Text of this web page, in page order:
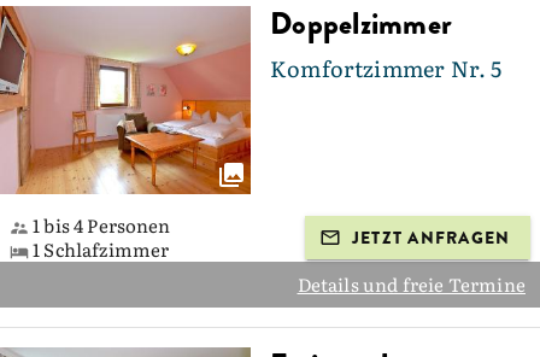
Doppelzimmer
Komfortzimmer Nr. 5
1 bis 4 Personen
1 Schlafzimmer
JETZT ANFRAGEN
Details und freie Termine